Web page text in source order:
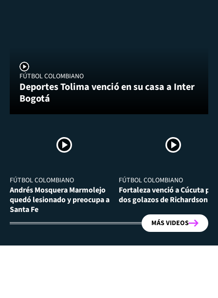
FÚTBOL COLOMBIANO
Deportes Tolima venció en su casa a Inter
Bogotá
FÚTBOL COLOMBIANO
Andrés Mosquera Marmolejo
quedó lesionado y preocupa a
Santa Fe
FÚTBOL COLOMBIANO
Fortaleza venció a Cúcuta por
dos golazos de Richardson
MÁS VIDEOS